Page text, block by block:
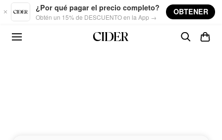
Skip to main content
¿Por qué pagar el precio completo?
Obtén un 15% de DESCUENTO en la App →
OBTENER